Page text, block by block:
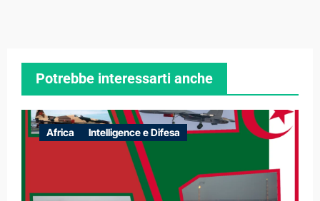
Potrebbe interessarti anche
Africa Intelligence e Difesa